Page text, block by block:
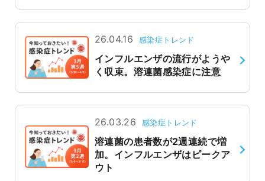
26.04.16 感染症トレンド
インフルエンザの流行がようや
く収束。溶連菌感染症に注意
26.03.26 感染症トレンド
溶連菌の患者数が2週連続で増
加。インフルエンザはピークア
ウト